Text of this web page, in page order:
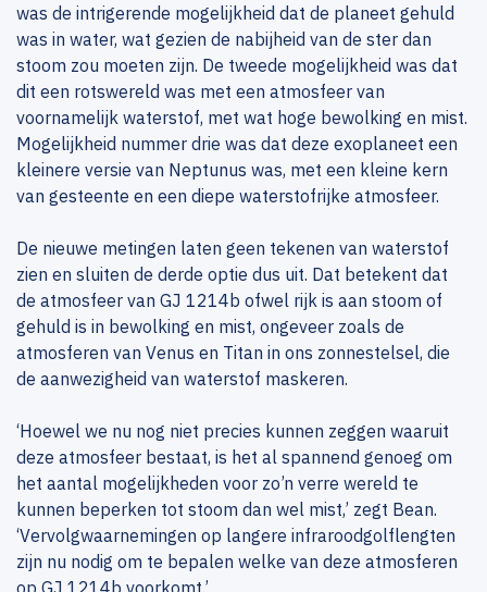
was de intrigerende mogelijkheid dat de planeet gehuld
was in water, wat gezien de nabijheid van de ster dan
stoom zou moeten zijn. De tweede mogelijkheid was dat
dit een rotswereld was met een atmosfeer van
voornamelijk waterstof, met wat hoge bewolking en mist.
Mogelijkheid nummer drie was dat deze exoplaneet een
kleinere versie van Neptunus was, met een kleine kern
van gesteente en een diepe waterstofrijke atmosfeer.
De nieuwe metingen laten geen tekenen van waterstof
zien en sluiten de derde optie dus uit. Dat betekent dat
de atmosfeer van GJ 1214b ofwel rijk is aan stoom of
gehuld is in bewolking en mist, ongeveer zoals de
atmosferen van Venus en Titan in ons zonnestelsel, die
de aanwezigheid van waterstof maskeren.
‘Hoewel we nu nog niet precies kunnen zeggen waaruit
deze atmosfeer bestaat, is het al spannend genoeg om
het aantal mogelijkheden voor zo’n verre wereld te
kunnen beperken tot stoom dan wel mist,’ zegt Bean.
‘Vervolgwaarnemingen op langere infraroodgolflengten
zijn nu nodig om te bepalen welke van deze atmosferen
op GJ 1214b voorkomt.’